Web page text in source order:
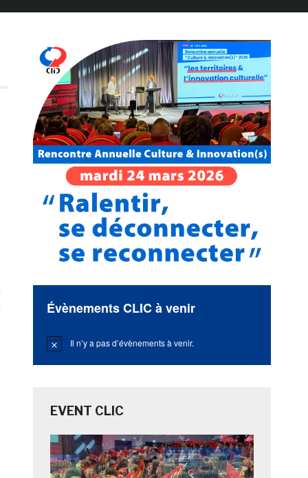
Évènements CLIC à venir
Notice Il n’y a pas d’évènements à venir.
EVENT CLIC